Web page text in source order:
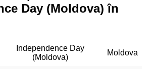
Day (Moldova) în
Independence Day
(Moldova)
Moldova